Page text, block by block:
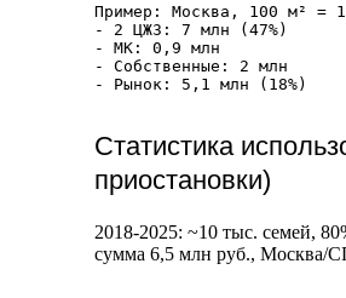
Пример: Москва, 100 м² =
- 2 ЦЖЗ: 7 млн (47%)
- МК: 0,9 млн
- Собственные: 2 млн
Статистика
приостановки)
2018-2025: ~10 тыс. семей,
сумма 6,5 млн руб., Москва/